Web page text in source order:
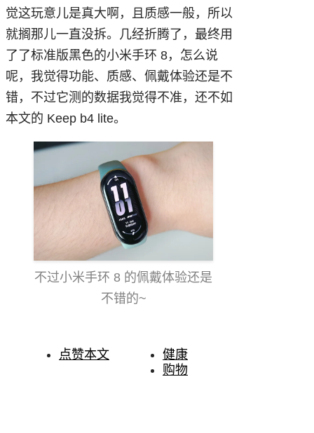
觉这玩意儿是真大啊，且质感一般，所以
就搁那儿一直没拆。几经折腾了，最终用
了了标准版黑色的小米手环 8，怎么说
呢，我觉得功能、质感、佩戴体验还是不
错，不过它测的数据我觉得不准，还不如
本文的 Keep b4 lite。
不过小米手环 8 的佩戴体验还是
不错的~
点赞本文
健康
购物